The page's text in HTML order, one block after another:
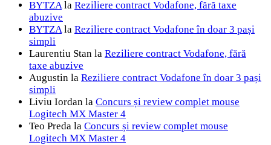
BYTZAla Reziliere contract Vodafone, fără taxe
abuzive
BYTZAla Reziliere contract Vodafone în doar 3 pași
simpli
Laurentiu Stan la Reziliere contract Vodafone, fără
taxe abuzive
Augustin la Reziliere contract Vodafone în doar 3 pași
simpli
Liviu Iordan la Concurs și review complet mouse
Logitech MX Master 4
Teo Preda la Concurs și review complet mouse
Logitech MX Master 4